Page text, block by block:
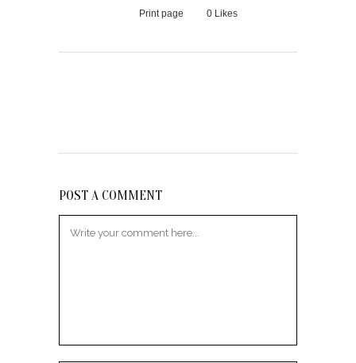
Print page 0Likes
POST A COMMENT